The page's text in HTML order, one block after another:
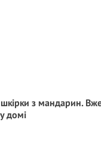
з мандарин.
домі